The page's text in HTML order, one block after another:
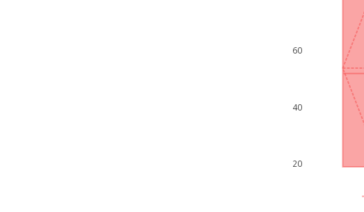
20
40
60